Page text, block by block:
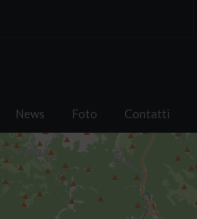
News Foto Contatti